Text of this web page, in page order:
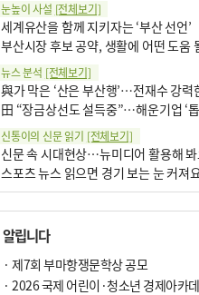
눈높이 사설 [전체보기]
세계유산을 함께 지키자는 ‘부산 선언’
부산시장 후보 공약, 생활에 어떤 도움
뉴스 분석 [전체보기]
신통이의 신문 읽기 [전체보기]
신문 속 시대현상…뉴미디어 활용해
스포츠 뉴스 읽으면 경기 보는 눈 커져
팩트체크 [전체보기]
알립니다
· 제7회 부마항쟁문학상 공모
· 2026 국제 어린이·청소년 경제아카